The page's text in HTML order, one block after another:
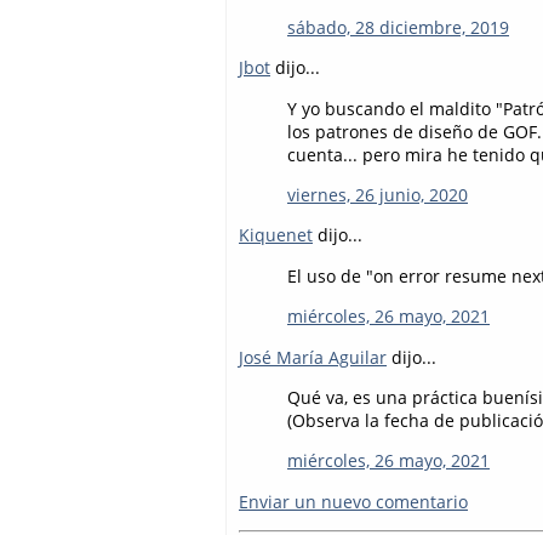
sábado, 28 diciembre, 2019
Jbot dijo...
Y yo buscando el maldito
los patrones de diseño de
cuenta... pero mira he tenido
viernes, 26 junio, 2020
Kiquenet dijo...
El uso de "on error resume
miércoles, 26 mayo, 2021
José María Aguilar dijo...
Qué va, es una práctica
(Observa la fecha de
miércoles, 26 mayo, 2021
Enviar un nuevo comentario